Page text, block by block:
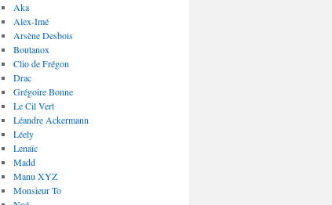
Aka
Alex-Imé
Arsène Desbois
Boutanox
Clio de Frégon
Drac
Grégoire Bonne
Le Cil Vert
Léandre Ackermann
Léely
Lenaïc
Madd
Manu XYZ
Monsieur To